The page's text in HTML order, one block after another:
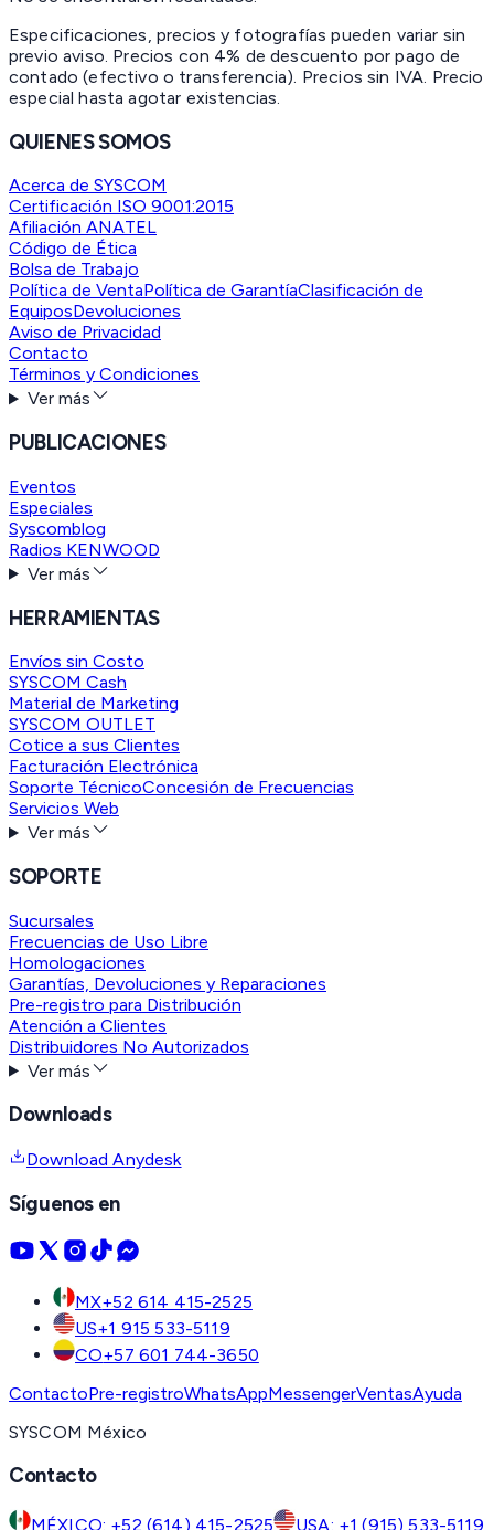
Especificaciones, precios y fotografías pueden variar sin
previo aviso. Precios con 4% de descuento por pago de
contado (efectivo o transferencia). Precios sin IVA. Precio
especial hasta agotar existencias.
QUIENES SOMOS
Acerca de SYSCOM
Certificación ISO 9001:2015
Afiliación ANATEL
Código de Ética
Bolsa de Trabajo
Política de VentaPolítica de GarantíaClasificación de
EquiposDevoluciones
Aviso de Privacidad
Contacto
Términos y Condiciones
Ver más
PUBLICACIONES
Eventos
Especiales
Syscomblog
Radios KENWOOD
Ver más
HERRAMIENTAS
Envíos sin Costo
SYSCOM Cash
Material de Marketing
SYSCOM OUTLET
Cotice a sus Clientes
Facturación Electrónica
Soporte TécnicoConcesión de Frecuencias
Servicios Web
Ver más
SOPORTE
Sucursales
Frecuencias de Uso Libre
Homologaciones
Garantías, Devoluciones y Reparaciones
Pre-registro para Distribución
Atención a Clientes
Distribuidores No Autorizados
Ver más
Downloads
Download Anydesk
Síguenos en
MX+52 614 415-2525
US+1 915 533-5119
CO+57 601 744-3650
ContactoPre-registroWhatsAppMessengerVentasAyuda
SYSCOM México
Contacto
MÉXICO: +52 (614) 415-2525 USA: +1 (915) 533-5119